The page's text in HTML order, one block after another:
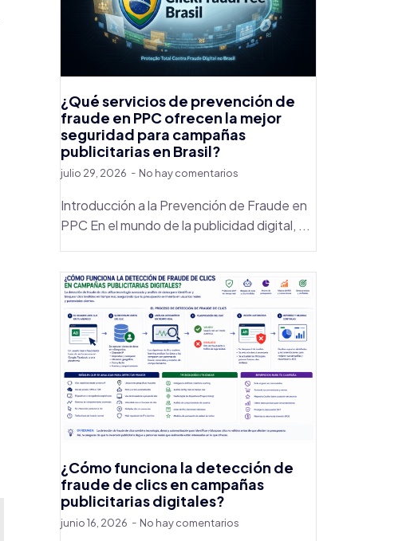
¿Qué servicios de prevención de
fraude en PPC ofrecen la mejor
seguridad para campañas
publicitarias en Brasil?
julio 29, 2026 No hay comentarios
Introducción a la Prevención de Fraude en
PPC En el mundo de la publicidad digital, ...
¿Cómo funciona la detección de
fraude de clics en campañas
publicitarias digitales?
junio 16, 2026 No hay comentarios